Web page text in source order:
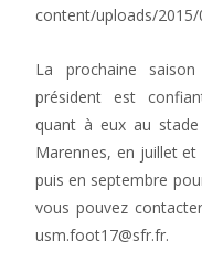
content/uploads/
La prochaine
président est
quant à eux au
Marennes, en juillet
puis en septembre
vous pouvez
usm.foot17@sfr.fr.